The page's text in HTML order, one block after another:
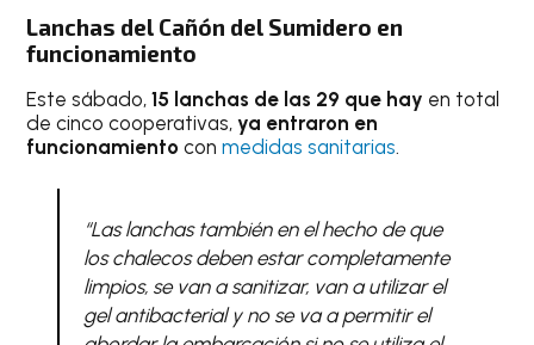
Lanchas del Cañón del Sumidero en
funcionamiento
Este sábado,15 lanchas de las 29 que hay en total
de cinco cooperativas,ya entraron en
funcionamientocon medidas sanitarias.
“Las lanchas también en el hecho de que
los chalecos deben estar completamente
limpios, se van a sanitizar, van a utilizar el
gel antibacterial y no se va a permitir el